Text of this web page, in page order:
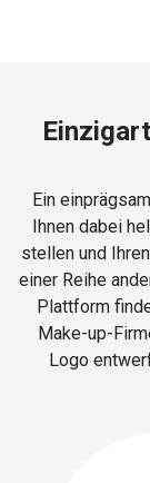
Ein
Ihnen dabei
stellen und
einer Reihe
Plattform
Make-up-
Logo